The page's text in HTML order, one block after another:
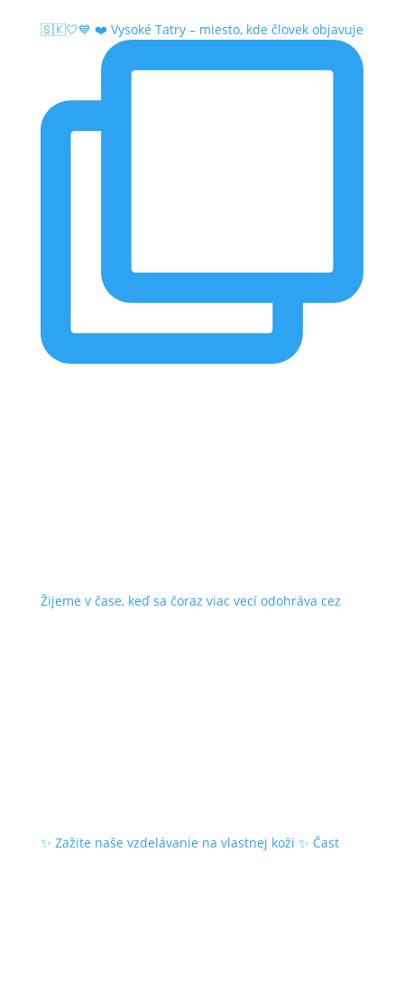
🇸🇰🤍💙 ❤️ Vysoké Tatry – miesto, kde človek objavuje
Žijeme v čase, keď sa čoraz viac vecí odohráva cez
✨ Zažite naše vzdelávanie na vlastnej koži ✨ Čast